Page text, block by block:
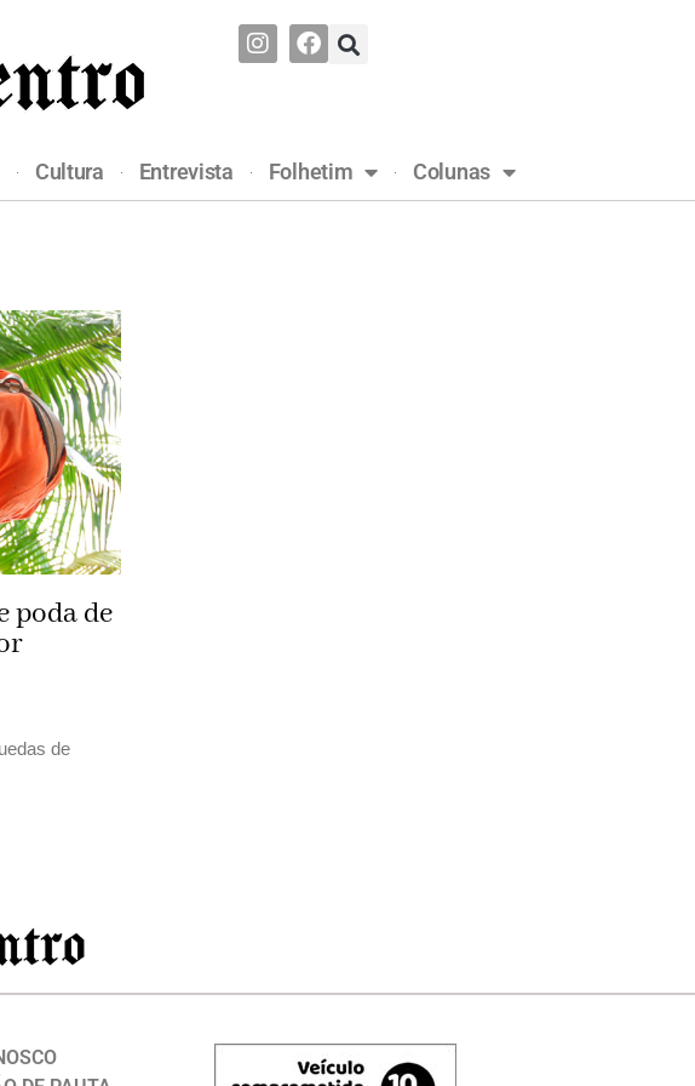
Cultura Entrevista Folhetim Colunas
poda de
de